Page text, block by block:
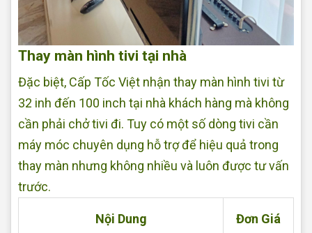
Thay màn hình tivi tại nhà
Đặc biệt, Cấp Tốc Việt nhận thay màn hình tivi từ
32 inh đến 100 inch tại nhà khách hàng mà không
cần phải chở tivi đi. Tuy có một số dòng tivi cần
máy móc chuyên dụng hỗ trợ để hiệu quả trong
thay màn nhưng không nhiều và luôn được tư vấn
trước.
Nội Dung Đơn Giá